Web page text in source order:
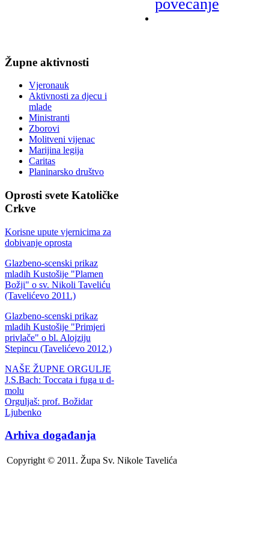
povecanje
Župne aktivnosti
Vjeronauk
Aktivnosti za djecu i
mlade
Ministranti
Zborovi
Molitveni vijenac
Marijina legija
Caritas
Planinarsko društvo
Oprosti svete Katoličke
Crkve
Korisne upute vjernicima za
dobivanje oprosta
Glazbeno-scenski prikaz
mladih Kustošije "Plamen
Božji" o sv. Nikoli Taveliću
(Tavelićevo 2011.)
Glazbeno-scenski prikaz
mladih Kustošije "Primjeri
privlače" o bl. Alojziju
Stepincu (Tavelićevo 2012.)
NAŠE ŽUPNE ORGULJE
J.S.Bach: Toccata i fuga u d-
molu
Orguljaš: prof. Božidar
Ljubenko
Arhiva događanja
Copyright © 2011. Župa Sv. Nikole Tavelića